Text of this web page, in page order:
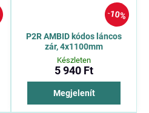
10%
P2R AMBID kódos láncos
zár, 4x1100mm
Készleten
5 940 Ft
Megjelenít